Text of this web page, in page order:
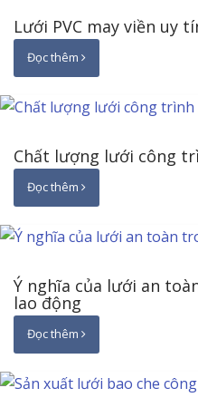
Lưới PVC may viền uy
Đọc thêm
Chất lượng lưới công
Đọc thêm
Ý nghĩa của lưới an
lao động
Đọc thêm